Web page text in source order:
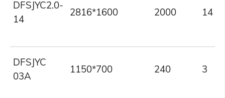
DFSJYC2.0-
14
2816*1600 2000 14
DFSJYC
03A
1150*700 240 3